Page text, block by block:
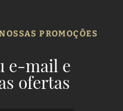
PROMOÇÕES
e-mail e
ofertas